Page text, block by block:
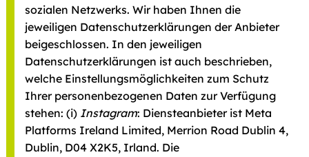
sozialen Netzwerks. Wir haben Ihnen die
jeweiligen Datenschutzerklärungen der Anbieter
beigeschlossen. In den jeweiligen
Datenschutzerklärungen ist auch beschrieben,
welche Einstellungsmöglichkeiten zum Schutz
Ihrer personenbezogenen Daten zur Verfügung
stehen: (i) Instagram: Diensteanbieter ist Meta
Platforms Ireland Limited, Merrion Road Dublin 4,
Dublin, D04 X2K5, Irland. Die